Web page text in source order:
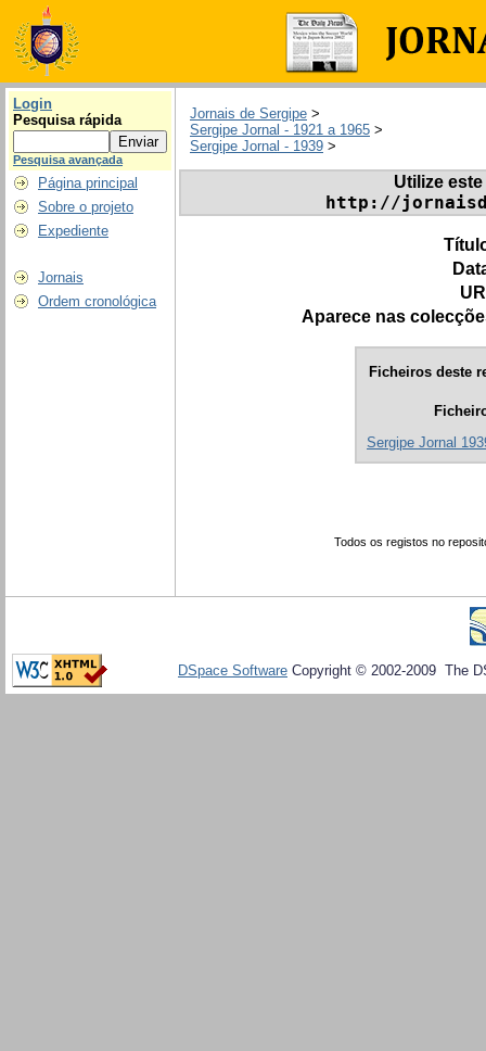
Login
Pesquisa rápida
Pesquisa avançada
Página principal
Sobre o projeto
Expediente
Jornais
Ordem cronológica
Jornais de Sergipe >
Sergipe Jornal - 1921 a 1965 >
Sergipe Jornal - 1939 >
Utilize
http://
Aparece nas
Ficheiros deste
Sergipe Jornal
Todos os registos no
DSpace Software Copyright © 2002-2009 The